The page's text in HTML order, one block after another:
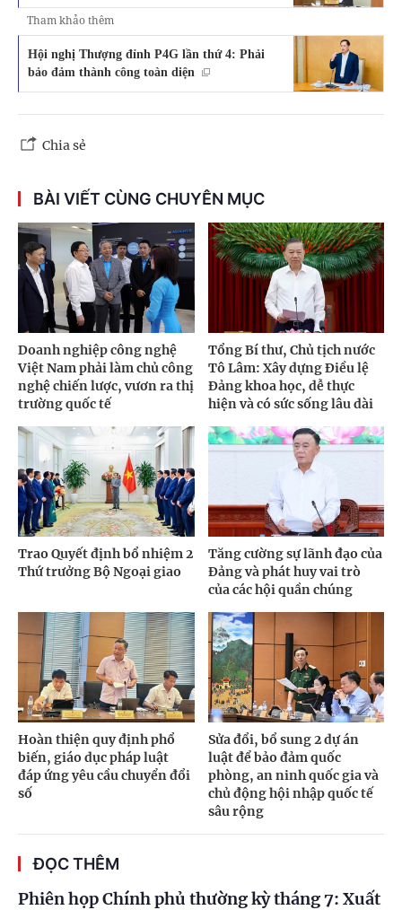
Tham khảo thêm
Hội nghị Thượng đỉnh P4G lần thứ 4: Phải
bảo đảm thành công toàn diện
Chia sẻ
BÀI VIẾT CÙNG CHUYÊN MỤC
Doanh nghiệp công nghệ
Việt Nam phải làm chủ công
nghệ chiến lược, vươn ra thị
trường quốc tế
Tổng Bí thư, Chủ tịch nước
Tô Lâm: Xây dựng Điều lệ
Đảng khoa học, dễ thực
hiện và có sức sống lâu dài
Trao Quyết định bổ nhiệm 2
Thứ trưởng Bộ Ngoại giao
Tăng cường sự lãnh đạo của
Đảng và phát huy vai trò
của các hội quần chúng
Hoàn thiện quy định phổ
biến, giáo dục pháp luật
đáp ứng yêu cầu chuyển đổi
số
Sửa đổi, bổ sung 2 dự án
luật để bảo đảm quốc
phòng, an ninh quốc gia và
chủ động hội nhập quốc tế
sâu rộng
ĐỌC THÊM
Phiên họp Chính phủ thường kỳ tháng 7: Xuất